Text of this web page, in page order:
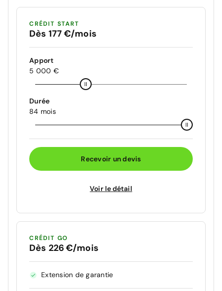
CRÉDIT START
Dès 177 €/mois
Apport
5 000 €
Durée
84 mois
Recevoir un devis
Voir le détail
CRÉDIT GO
Dès 226 €/mois
Extension de garantie